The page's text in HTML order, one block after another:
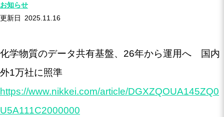
お知らせ
2025.11.16
化学物質のデータ共有基盤、26年から運用へ 国内
外1万社に照準
https://www.nikkei.com/article/DGXZQOUA145ZQ0
U5A111C2000000